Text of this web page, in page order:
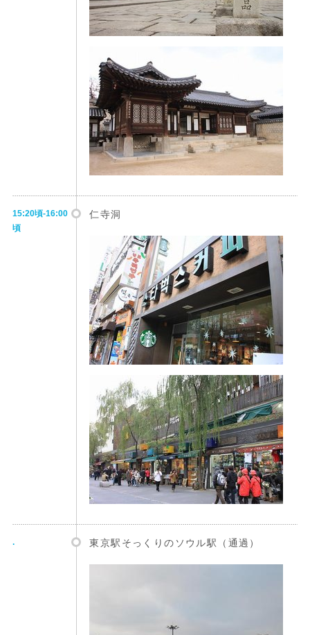
15:20頃-16:00
頃
仁寺洞
. 東京駅そっくりのソウル駅（通過）